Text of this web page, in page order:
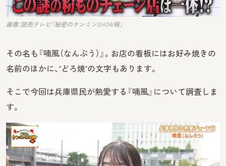
画像：読売テレビ『秘密のケンミンSHOW極』
その名も『喃風（なんぷう）』。お店の看板にはお好み焼きの
名前のほかに、“どろ焼”の文字もあります。
そこで今回は兵庫県民が熱愛する『喃風』について調査しま
す。